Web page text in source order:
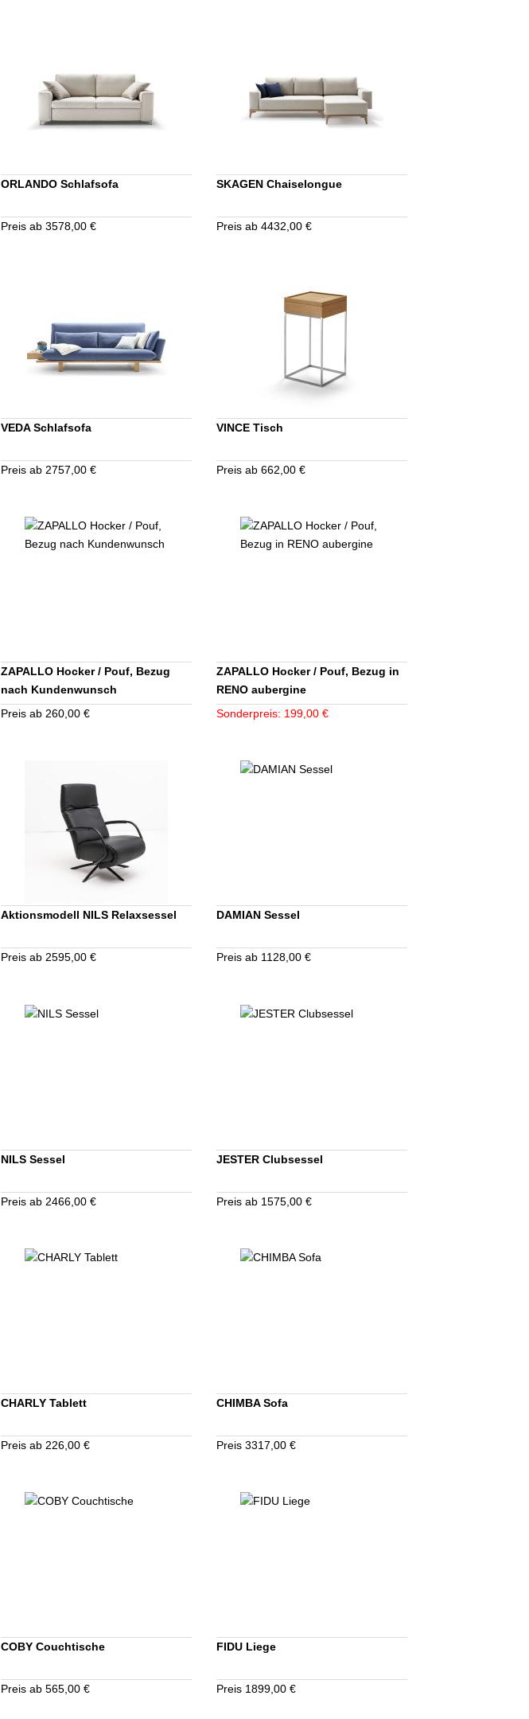
ORLANDO Schlafsofa
Preis ab 3578,00 €
SKAGEN Chaiselongue
Preis ab 4432,00 €
VEDA Schlafsofa
Preis ab 2757,00 €
VINCE Tisch
Preis ab 662,00 €
ZAPALLO Hocker / Pouf, Bezug
nach Kundenwunsch
Preis ab 260,00 €
ZAPALLO Hocker / Pouf, Bezug in
RENO aubergine
Sonderpreis: 199,00 €
Aktionsmodell NILS Relaxsessel
Preis ab 2595,00 €
DAMIAN Sessel
Preis ab 1128,00 €
NILS Sessel
Preis ab 2466,00 €
JESTER Clubsessel
Preis ab 1575,00 €
CHARLY Tablett
Preis ab 226,00 €
CHIMBA Sofa
Preis 3317,00 €
COBY Couchtische
Preis ab 565,00 €
FIDU Liege
Preis 1899,00 €